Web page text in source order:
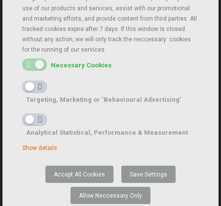
incapacitate de plata
• A va concentra eforturile de colectare
debite catre clientii cu risc ridicat si a
reduce zilele de intarziere a platilor prin
imbunatatirea fluxului de numerar
• A influenta in mod pozitiv
inconsecventi, prin aplicarea pe facturi a
logo-ului Programului, oferit membrilor
• A va recompensa clientii solvabili si a
extinde colaborarea cu acestia.
Programul ICAP CRIF Trade Exchange
este reteaua de partajare a informatiilor
de credit din Romania, care prevede
securitatea, integritatea si non-
divulgarea informatiilor comerciale,
use of our products and services, assist with our promotional
and marketing efforts, and provide content from third parties. All
tracked cookies expire after 7 days. If this window is closed
without any action, we will only track the neccessary cookies
for the running of our services.
Necessary Cookies
Targeting, Marketing or ‘Behavioural Advertising’
Analytical Statistical, Performance & Measurement
Show details
Accept All Cookies Save Settings
Allow Neccessary Only